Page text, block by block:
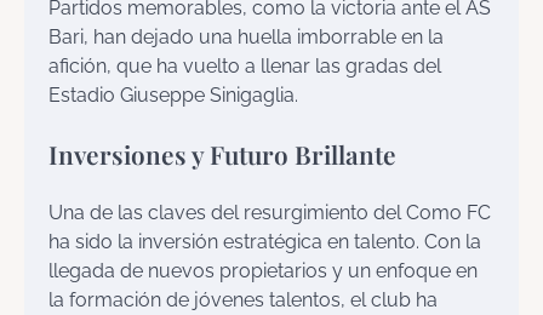
Partidos memorables, como la victoria ante el AS
Bari, han dejado una huella imborrable en la
afición, que ha vuelto a llenar las gradas del
Estadio Giuseppe Sinigaglia.
Inversiones y Futuro Brillante
Una de las claves del resurgimiento del Como FC
ha sido la inversión estratégica en talento. Con la
llegada de nuevos propietarios y un enfoque en
la formación de jóvenes talentos, el club ha